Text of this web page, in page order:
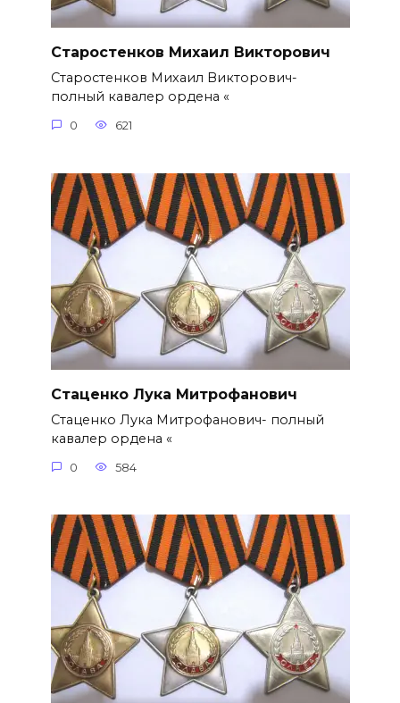
Старостенков Михаил Викторович
Старостенков Михаил Викторович-
полный кавалер ордена «
0 621
Стаценко Лука Митрофанович
Стаценко Лука Митрофанович- полный
кавалер ордена «
0 584